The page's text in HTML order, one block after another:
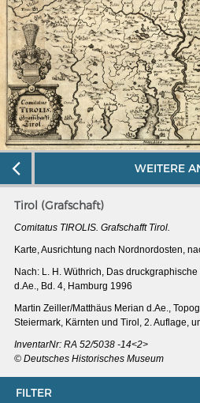
Entwicklungen im europäischen
Interaktive Karte
Bildergalerie Topographia Germaniae
Impressum
FILTER
WEITERE
Tirol (Grafschaft)
Comitatus TIROLIS. Grafschafft Tirol.
Karte, Ausrichtung nach Nordnordosten,
Nach: L. H. Wüthrich, Das
d.Ae., Bd. 4, Hamburg 1996
Martin Zeiller/Matthäus Merian d.Ae.,
Steiermark, Kärnten und Tirol, 2. Auflage,
InventarNr: RA 52/5038 -14<2>
© Deutsches Historisches Museum